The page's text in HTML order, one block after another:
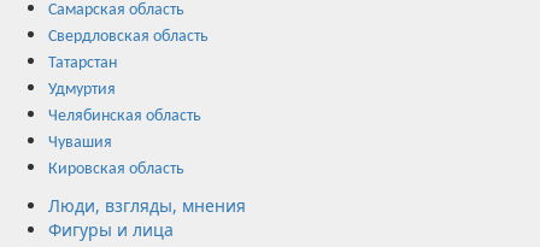
Самарская область
Свердловская область
Татарстан
Удмуртия
Челябинская область
Чувашия
Кировская область
Люди, взгляды, мнения
Фигуры и лица